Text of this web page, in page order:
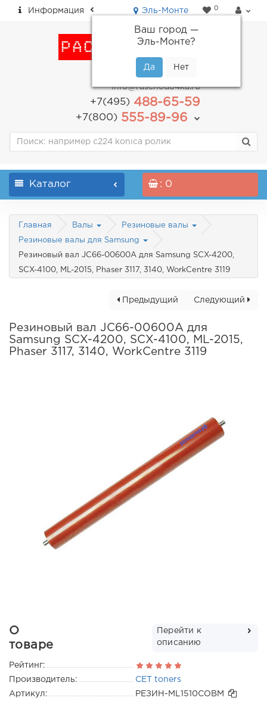
Информация Эль-Монте
Ваш город —
Эль-Монте?
0
пн-пт: с 9.00 до 18.00
info@raschodo4ka.ru
+7(495)488-65-59
+7(800)555-89-96
Каталог : 0
Главная Валы Резиновые валы
Резиновые валы для Samsung
Резиновый вал JC66-00600A для Samsung SCX-4200,
SCX-4100, ML-2015, Phaser 3117, 3140, WorkCentre 3119
Следующий
Предыдущий
Резиновый вал JC66-00600A для
Samsung SCX-4200, SCX-4100, ML-2015,
Phaser 3117, 3140, WorkCentre 3119
О
товаре
Перейти к
описанию
Рейтинг:
Производитель:
CET toners
Артикул:
РЕЗИН-ML1510СОВМ